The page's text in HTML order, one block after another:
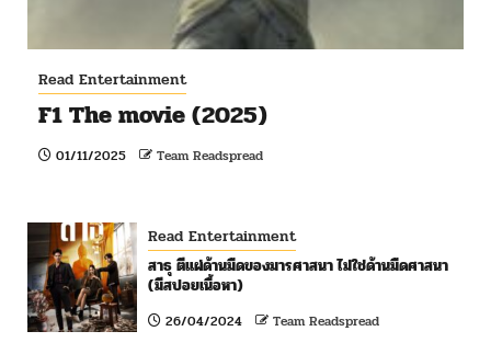
Read Entertainment
F1 The movie (2025)
01/11/2025 Team Readspread
Read Entertainment
สาธุ ตีแผ่ด้านมืดของมารศาสนา ไม่ใช่ด้านมืดศาสนา
(มีสปอยเนื้อหา)
26/04/2024 Team Readspread